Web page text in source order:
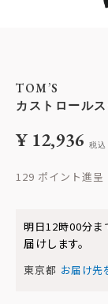
TOM’S
カストロール
¥ 12,936 税込
129
明日12時00分ま
届けします。
東京都 お届け先